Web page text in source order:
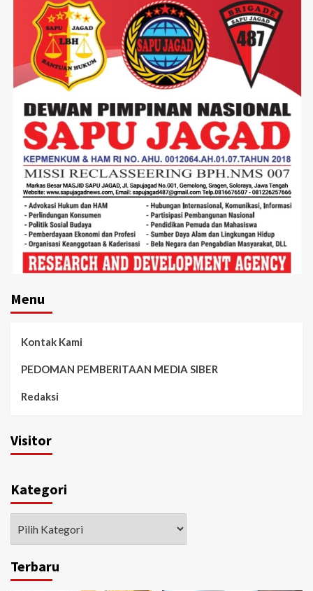
Menu
Kontak Kami
PEDOMAN PEMBERITAAN MEDIA SIBER
Redaksi
Visitor
Kategori
Terbaru